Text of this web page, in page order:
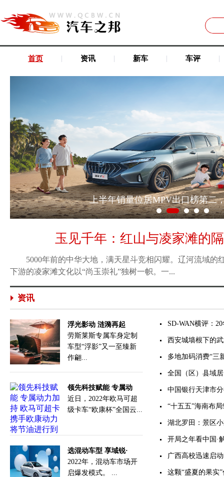
首页 | 资讯 | 新车 | 车评 |
上半年销量位居MPV出口榜第二
玉见千年：红山与凌家滩的
5000年前的中华大地，满天星斗竞相闪耀。辽河流域的
下游的凌家滩文化以“尚玉崇礼”独树一帜。一...
资讯
浮光影动 涟漪再起
劳斯莱斯专属车身定制
车型“浮影”又一至臻新
作翩...
领先科技赋能 专属动
近日，2022年欧马可超
级卡车“欧康杯”全国云...
选混动车型 享域锐·
2022年，混动车市场开
启爆发模式。 ...
SD-WAN横评：
西安城墙根下的
多地加码消费“三
全国（区）县域
中国银行天津市
“十五五”海南布
湖北罗田：景区
开局之年看中国·
广西高校迅速启
这颗“盛夏的果实